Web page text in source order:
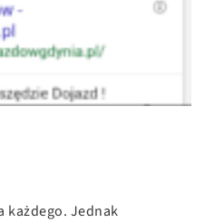
każdego. Jednak